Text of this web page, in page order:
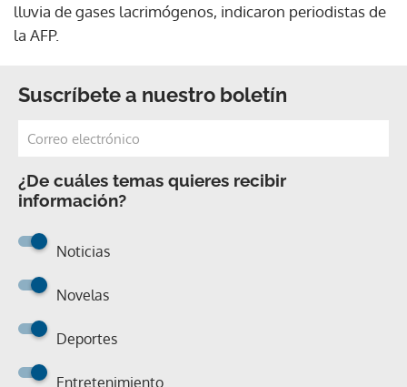
lluvia de gases lacrimógenos, indicaron periodistas de
la AFP.
Suscríbete a nuestro boletín
¿De cuáles temas quieres recibir
información?
Noticias
Novelas
Deportes
Entretenimiento